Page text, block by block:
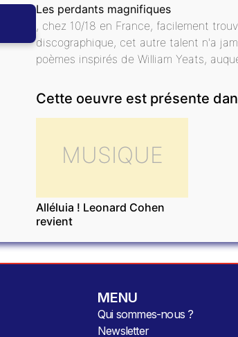
Les perdants magnifiques
, chez 10/18 en France, facilement
discographique, cet autre talent n'a
poèmes inspirés de William Yeats,
Cette oeuvre est présente
MUSIQUE
Alléluia ! Leonard Cohen
revient
MENU
Qui sommes-nous ?
Newsletter